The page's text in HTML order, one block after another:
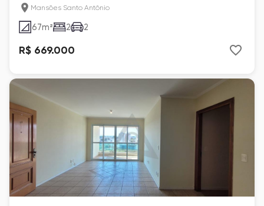
Mansões Santo Antônio
67m² 2 2
R$ 669.000